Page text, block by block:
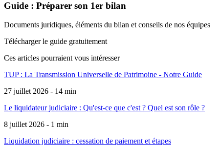
Guide : Préparer son 1er bilan
Documents juridiques, éléments du bilan et conseils de nos équipes
Télécharger le guide gratuitement
Ces articles pourraient vous intéresser
TUP : La Transmission Universelle de Patrimoine - Notre Guide
27 juillet 2026 - 14 min
Le liquidateur judiciaire : Qu'est-ce que c'est ? Quel est son rôle ?
8 juillet 2026 - 1 min
Liquidation judiciaire : cessation de paiement et étapes